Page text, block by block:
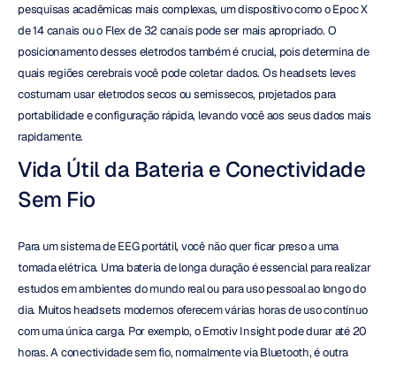
pesquisas acadêmicas mais complexas, um dispositivo como o Epoc X
de 14 canais ou o Flex de 32 canais pode ser mais apropriado. O
posicionamento desses eletrodos também é crucial, pois determina de
quais regiões cerebrais você pode coletar dados. Os headsets leves
costumam usar eletrodos secos ou semissecos, projetados para
portabilidade e configuração rápida, levando você aos seus dados mais
rapidamente.
Vida Útil da Bateria e Conectividade
Sem Fio
Para um sistema de EEG portátil, você não quer ficar preso a uma
tomada elétrica. Uma bateria de longa duração é essencial para realizar
estudos em ambientes do mundo real ou para uso pessoal ao longo do
dia. Muitos headsets modernos oferecem várias horas de uso contínuo
com uma única carga. Por exemplo, o Emotiv Insight pode durar até 20
horas. A conectividade sem fio, normalmente via Bluetooth, é outra